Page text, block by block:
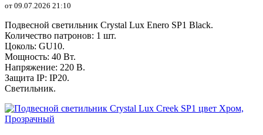
от 09.07.2026 21:10
Подвесной светильник Crystal Lux Enero SP1 Black.
Количество патронов: 1 шт.
Цоколь: GU10.
Мощность: 40 Вт.
Напряжение: 220 В.
Защита IP: IP20.
Светильник.